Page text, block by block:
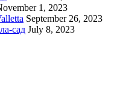
1, 2023
September 26, 2023
сад July 8, 2023